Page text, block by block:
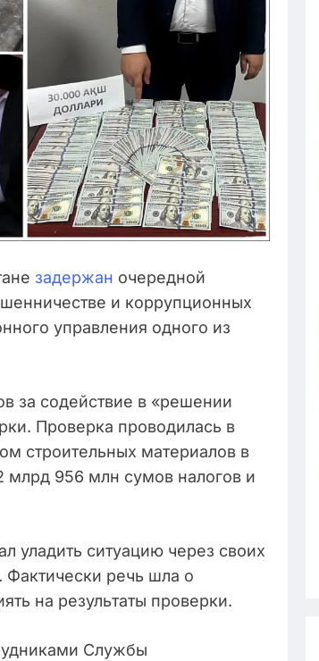
задержан очередной
и коррупционных
управления одного из
за содействие в «решении
Проверка проводилась в
строительных материалов в
млрд 956 млн сумов налогов и
уладить ситуацию через своих
речь шла о
на результаты проверки.
Службы